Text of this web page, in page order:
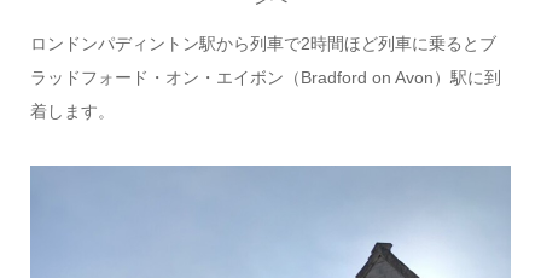
ロンドンパディントン駅から列車で2時間ほど列車に乗るとブ
ラッドフォード・オン・エイボン（Bradford on Avon）駅に到
着します。